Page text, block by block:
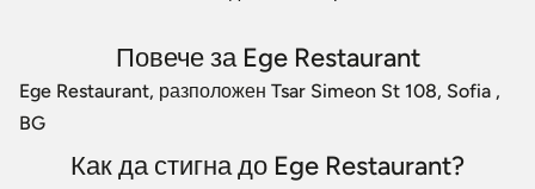
Повече за Ege Restaurant
Ege Restaurant, разположен Tsar Simeon St 108, Sofia ,
BG
Как да стигна до Ege Restaurant?